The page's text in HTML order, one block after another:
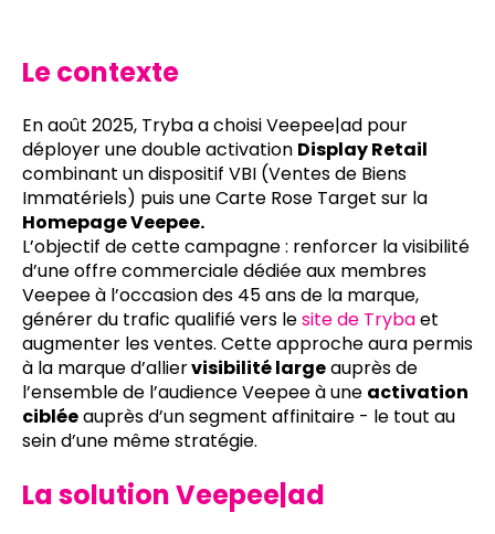
Le contexte
En août 2025, Tryba a choisi Veepee|ad pour
déployer une double activation Display Retail
combinant un dispositif VBI (Ventes de Biens
Immatériels) puis une Carte Rose Target sur la
Homepage Veepee.
L’objectif de cette campagne : renforcer la visibilité
d’une offre commerciale dédiée aux membres
Veepee à l’occasion des 45 ans de la marque,
générer du trafic qualifié vers lesite de Trybaet
augmenter les ventes. Cette approche aura permis
à la marque d’alliervisibilité largeauprès de
l’ensemble de l’audience Veepee à une activation
cibléeauprès d’un segment affinitaire - le tout au
sein d’une même stratégie.
La solution Veepee|ad